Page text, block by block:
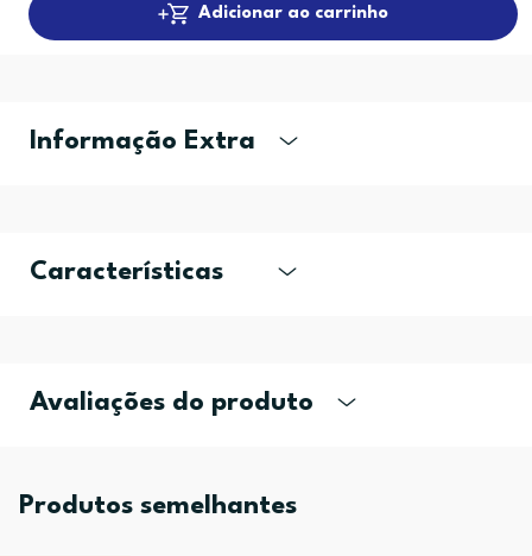
Adicionar ao carrinho
Informação Extra
Características
Avaliações do produto
Produtos semelhantes